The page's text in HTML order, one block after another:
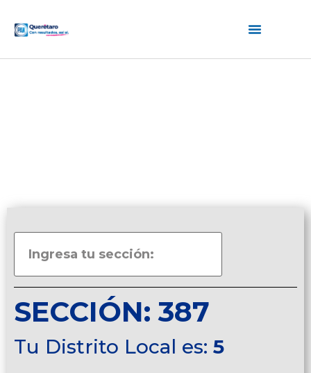
SECCIÓN: 387
Tu Distrito Local es: 5